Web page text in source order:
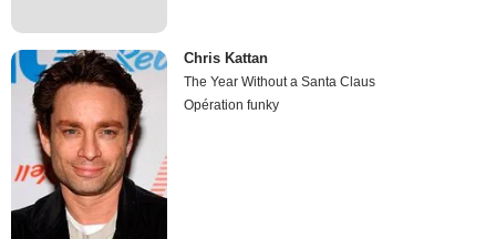
Chris Kattan
The Year Without a Santa Claus
Opération funky